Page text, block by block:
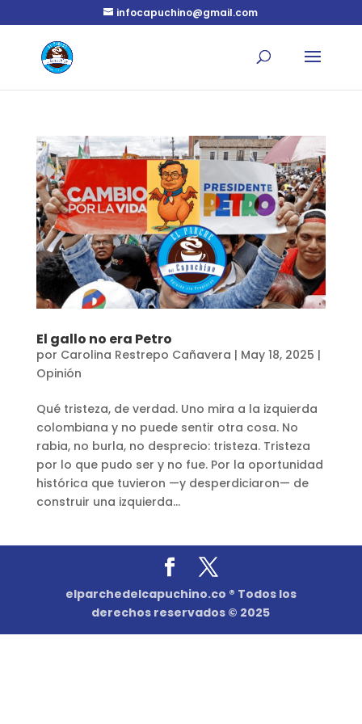
infocapuchino@gmail.com
El gallo no era Petro
por Carolina Restrepo Cañavera | May 18, 2025 |
Opinión
Qué tristeza, de verdad. Uno mira a la izquierda
colombiana y no puede sentir otra cosa. No
rabia, no burla, no desprecio: tristeza. Tristeza
por lo que pudo ser y no fue. Por la oportunidad
histórica que tuvieron —y desperdiciaron— de
construir una izquierda...
elparchedelcapuchino.co ® Todos los
derechos reservados © 2025